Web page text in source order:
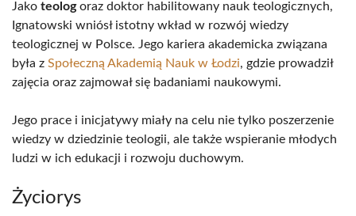
Jako teologoraz doktor habilitowany nauk teologicznych,
Ignatowski wniósł istotny wkład w rozwój wiedzy
teologicznej w Polsce. Jego kariera akademicka związana
była z Społeczną Akademią Nauk w Łodzi, gdzie prowadził
zajęcia oraz zajmował się badaniami naukowymi.
Jego prace i inicjatywy miały na celu nie tylko poszerzenie
wiedzy w dziedzinie teologii, ale także wspieranie młodych
ludzi w ich edukacji i rozwoju duchowym.
Życiorys